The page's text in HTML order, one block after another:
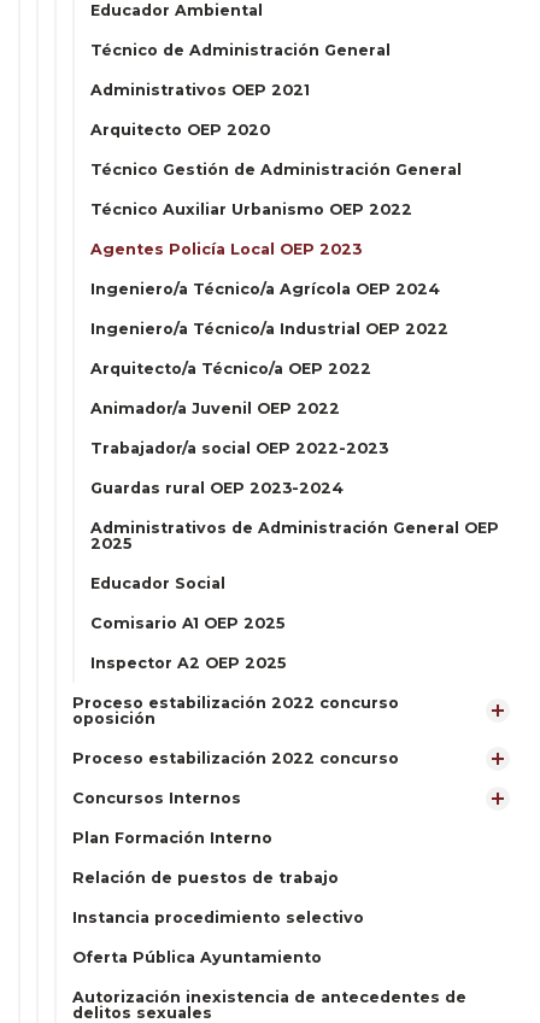
Educador Ambiental
Técnico de Administración General
Administrativos OEP 2021
Arquitecto OEP 2020
Técnico Gestión de Administración General
Técnico Auxiliar Urbanismo OEP 2022
Agentes Policía Local OEP 2023
Ingeniero/a Técnico/a Agrícola OEP 2024
Ingeniero/a Técnico/a Industrial OEP 2022
Arquitecto/a Técnico/a OEP 2022
Animador/a Juvenil OEP 2022
Trabajador/a social OEP 2022-2023
Guardas rural OEP 2023-2024
Administrativos de Administración General OEP
2025
Educador Social
Comisario A1 OEP 2025
Inspector A2 OEP 2025
Proceso estabilización 2022 concurso
oposición
Proceso estabilización 2022 concurso
Concursos Internos
Plan Formación Interno
Relación de puestos de trabajo
Instancia procedimiento selectivo
Oferta Pública Ayuntamiento
Autorización inexistencia de antecedentes de
delitos sexuales